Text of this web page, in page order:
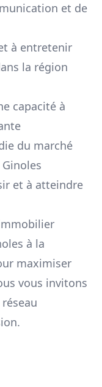
et de
à entretenir
la région
capacité à
du marché
Ginoles
et à atteindre
à la
maximiser
vous invitons